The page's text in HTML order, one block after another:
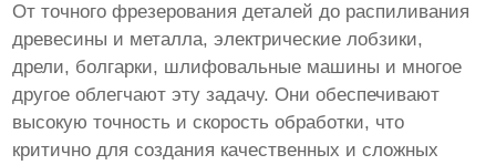
От точного фрезерования деталей до распиливания
древесины и металла, электрические лобзики,
дрели, болгарки, шлифовальные машины и многое
другое облегчают эту задачу. Они обеспечивают
высокую точность и скорость обработки, что
критично для создания качественных и сложных